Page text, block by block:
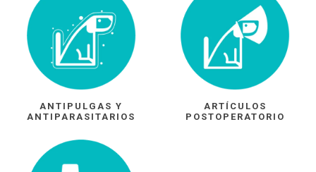
ANTIPULGAS Y
ANTIPARASITARIOS
ARTÍCULOS
POSTOPERATORIO